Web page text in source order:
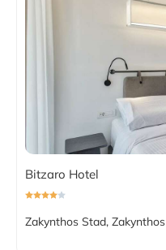
Bitzaro Hotel
Zakynthos Stad, Zakynthos